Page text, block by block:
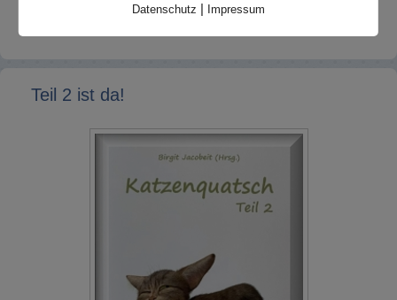
Finchens erste und letzte Geschichte
Teil 2 ist da!
Datenschutz | Impressum